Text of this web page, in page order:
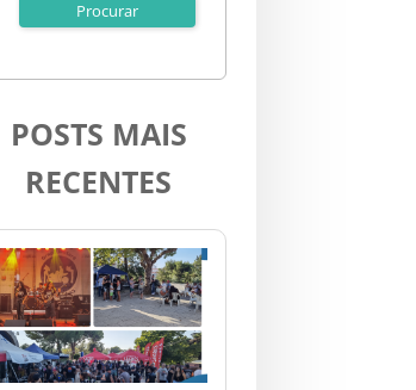
POSTS MAIS
RECENTES